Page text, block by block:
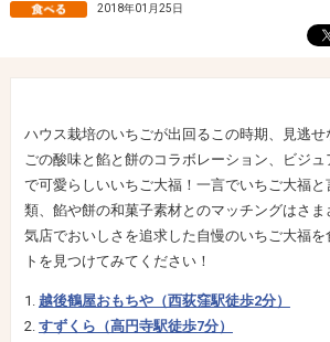
2018年01月25日
ハウス栽培のいちごが出回るこの時期、見逃
ごの酸味と餡と餅のコラボレーション、ビジ
で可愛らしいいちご大福！一言でいちご大福
類、餡や餅の和菓子素材とのマッチングはさま
気店でおいしさを追求した自慢のいちご大福
トを見つけてみてください！
越後鶴屋おもちや（西荻窪駅徒歩2分）
すずくら（高円寺駅徒歩7分）